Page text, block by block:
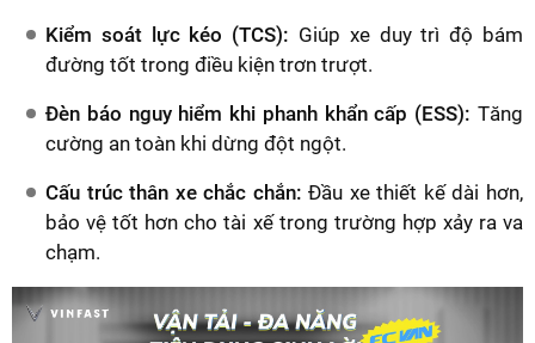
Kiểm soát lực kéo (TCS): Giúp xe duy trì độ bám
đường tốt trong điều kiện trơn trượt.
Đèn báo nguy hiểm khi phanh khẩn cấp (ESS): Tăng
cường an toàn khi dừng đột ngột.
Cấu trúc thân xe chắc chắn: Đầu xe thiết kế dài hơn,
bảo vệ tốt hơn cho tài xế trong trường hợp xảy ra va
chạm.